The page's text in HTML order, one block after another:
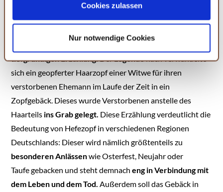
Serviceleistungen auf der Seite zur Verfügung stehen.
Sie können Ihre Einwilligung selbstverständlich jederzeit
und diese abändern. Die Rechtmäßigkeit der aufgrund
der Einwilligung bis zum Widerruf erfolgten Verarbeitung
wird hiervon nicht berührt. Weitere Informationen finden
Sie in unseren Datenschutzhinweisen.
Cookies zulassen
Nur notwendige Cookies
Beliebtes Ostergebäck – der Hefezopf
basiert auf einer
tiefgründigen Erzählung:DerLegendenach verwandelte
sich ein geopferter Haarzopf einer Witwe für ihren
verstorbenen Ehemann im Laufe der Zeit in ein
Zopfgebäck. Dieses wurde Verstorbenen anstelle des
Haarteils ins Grab gelegt. Diese Erzählung verdeutlicht die
Bedeutung von Hefezopf in verschiedenen Regionen
Deutschlands: Dieser wird nämlich größtenteils zu
besonderen Anlässenwie Osterfest, Neujahr oder
Taufe gebacken und steht demnach eng in Verbindung mit
dem Leben und dem Tod. Außerdem soll das Gebäck in